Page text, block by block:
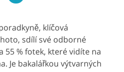
klíčová
sdílí své odborné
% fotek, které vidíte na
Je bakalářkou výtvarných